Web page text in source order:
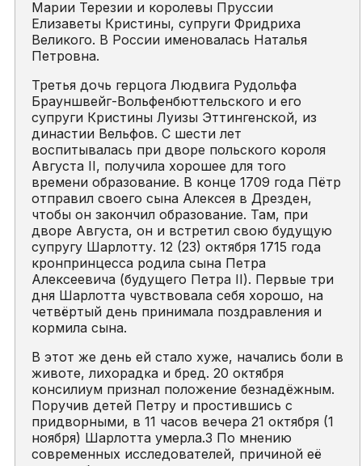
Марии Терезии и королевы Пруссии
Елизаветы Кристины, супруги Фридриха
Великого. В России именовалась Наталья
Петровна.
Третья дочь герцога Людвига Рудольфа
Брауншвейг-Вольфенбюттельского и его
супруги Кристины Луизы Эттингенской, из
династии Вельфов. С шести лет
воспитывалась при дворе польского короля
Августа II, получила хорошее для того
времени образование. В конце 1709 года Пётр
отправил своего сына Алексея в Дрезден,
чтобы он закончил образование. Там, при
дворе Августа, он и встретил свою будущую
супругу Шарлотту. 12 (23) октября 1715 года
кронпринцесса родила сына Петра
Алексеевича (будущего Петра II). Первые три
дня Шарлотта чувствовала себя хорошо, на
четвёртый день принимала поздравления и
кормила сына.
В этот же день ей стало хуже, начались боли в
животе, лихорадка и бред. 20 октября
консилиум признал положение безнадёжным.
Поручив детей Петру и простившись с
придворными, в 11 часов вечера 21 октября (1
ноября) Шарлотта умерла.3 По мнению
современных исследователей, причиной её